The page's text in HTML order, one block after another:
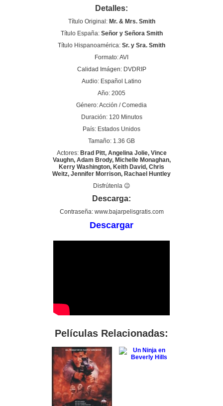
Detalles:
Título Original: Mr. & Mrs. Smith
Título España: Señor y Señora Smith
Título Hispanoamérica: Sr. y Sra. Smith
Formato: AVI
Calidad Imágen: DVDRIP
Audio: Español Latino
Año: 2005
Género: Acción / Comedia
Duración: 120 Minutos
País: Estados Unidos
Tamaño: 1.36 GB
Actores: Brad Pitt, Angelina Jolie, Vince
Vaughn, Adam Brody, Michelle Monaghan,
Kerry Washington, Keith David, Chris
Weitz, Jennifer Morrison, Rachael Huntley
Disfrútenla 😉
Descarga:
Contraseña: www.bajarpelisgratis.com
Descargar
Películas Relacionadas: